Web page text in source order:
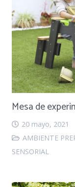
Mesa de
20 mayo, 2021
AMBIENTE
SENSORIAL